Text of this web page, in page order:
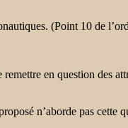
(Point 10 de
en question des
n’aborde pas cette